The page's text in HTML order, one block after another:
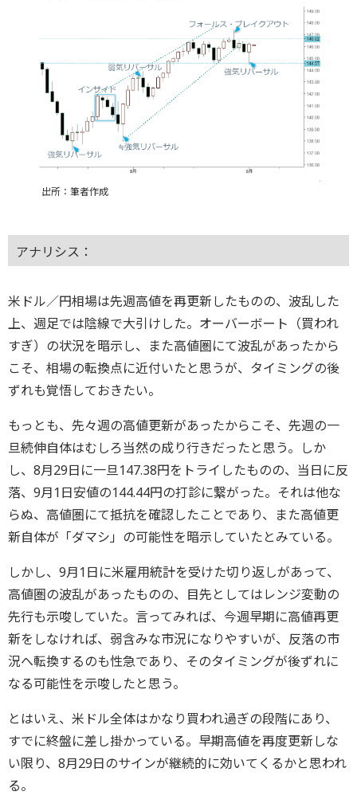
出所：筆者作成
アナリシス：
米ドル／円相場は先週高値を再更新したものの、波乱した
上、週足では陰線で大引けした。オーバーボート（買われ
すぎ）の状況を暗示し、また高値圏にて波乱があったから
こそ、相場の転換点に近付いたと思うが、タイミングの後
ずれも覚悟しておきたい。
もっとも、先々週の高値更新があったからこそ、先週の一
旦続伸自体はむしろ当然の成り行きだったと思う。しか
し、8月29日に一旦147.38円をトライしたものの、当日に反
落、9月1日安値の144.44円の打診に繋がった。それは他な
らぬ、高値圏にて抵抗を確認したことであり、また高値更
新自体が「ダマシ」の可能性を暗示していたとみている。
しかし、9月1日に米雇用統計を受けた切り返しがあって、
高値圏の波乱があったものの、目先としてはレンジ変動の
先行も示唆していた。言ってみれば、今週早期に高値再更
新をしなければ、弱含みな市況になりやすいが、反落の市
況へ転換するのも性急であり、そのタイミングが後ずれに
なる可能性を示唆したと思う。
とはいえ、米ドル全体はかなり買われ過ぎの段階にあり、
すでに終盤に差し掛かっている。早期高値を再度更新しな
い限り、8月29日のサインが継続的に効いてくるかと思われ
る。